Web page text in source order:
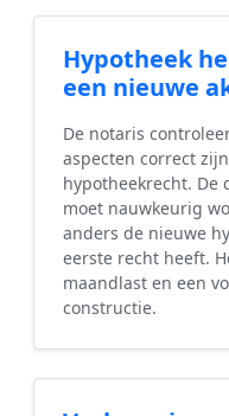
Hypotheek
een nieuwe
De notaris
aspecten correct
hypotheekrecht. De
moet nauwkeurig
anders de nieuwe
eerste recht heeft.
maandlast en een
constructie.